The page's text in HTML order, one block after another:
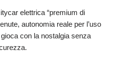
elettrica “premium di
autonomia reale per l’uso
con la nostalgia senza